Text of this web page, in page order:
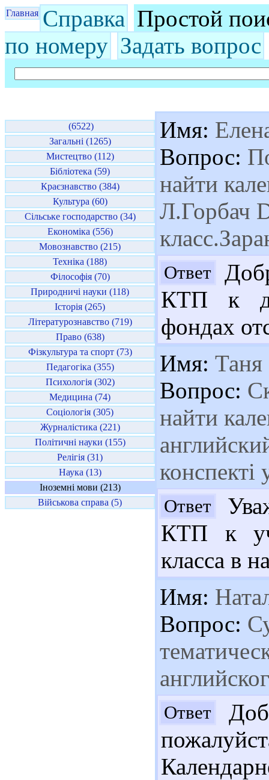
Главная Справка Простой
по номеру Задать вопрос
(6522)
Загальні (1265)
Мистецтво (112)
Бібліотека (59)
Краєзнавство (384)
Культура (60)
Сільське господарство (34)
Економіка (556)
Мовознавство (215)
Техніка (188)
Філософія (70)
Природничі науки (118)
Історія (265)
Літературознавство (719)
Право (638)
Фізкультура та спорт (73)
Педагогіка (355)
Психологія (302)
Медицина (74)
Соціологія (305)
Журналістика (221)
Політичні науки (155)
Релігія (31)
Наука (13)
Іноземні мови (213)
Військова справа (5)
Имя:
Вопрос:
найти
Л.Горбач
Ответ
КТП к
фондах
Имя: Таня
Вопрос:
найти
конспекті
Ответ
КТП к
класса в
Имя:
Вопрос:
Ответ